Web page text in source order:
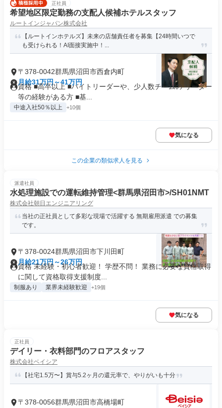
正社員
希望地区限定勤務の支配人候補ホテルスタッフ
ルートインジャパン株式会社
【ルートインホテルズ】未来の店舗責任者を募集【24時間いつで
も受けられる！AI面接実施中！...
〒378-0042群馬県沼田市西倉内町
月給31万円～41万円
資格 ■高卒以上 ■バイトリーダーや、少人数チームの リーダー
等の経験がある方 ■基...
中途入社50％以上 +10個
気になる
この企業の類似求人を見る
派遣社員
水処理施設での運転維持管理<群馬県沼田市>/SH01NMT
株式会社朝日エンジニアリング
当社の正社員として多彩な現場で活躍する 無期雇用派遣 での募集
です。
〒378-0024群馬県沼田市下川田町
月給21万円～26万円
資格 未経験・初心者歓迎！ 学歴不問！ 業務に必要な資格取得
に関して資格取得支援制度...
制服あり 業界未経験歓迎 +19個
気になる
正社員
デイリー・衣料部門のフロアスタッフ
株式会社ベイシア
【社宅1.5万〜】賞与5.2ヶ月の還元率で、やりがいも十分
〒378-0056群馬県沼田市高橋場町